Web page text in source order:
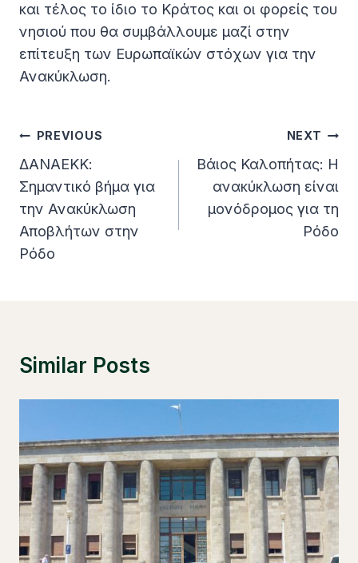
και τέλος το ίδιο το Κράτος και οι φορείς του
νησιού που θα συμβάλλουμε μαζί στην
επίτευξη των Ευρωπαϊκών στόχων για την
Ανακύκλωση.
Post
Navigation
PREVIOUS
ΔΑΝΑΕΚΚ:
Σημαντικό βήμα για
την Ανακύκλωση
Αποβλήτων στην
Ρόδο
NEXT
Βάιος Καλοπήτας: Η
ανακύκλωση είναι
μονόδρομος για τη
Ρόδο
Similar Posts